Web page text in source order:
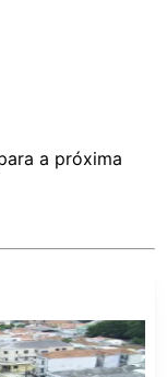
a próxima